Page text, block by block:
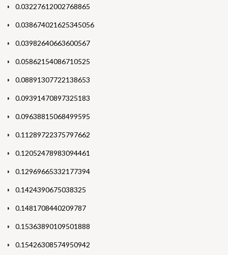
0.03227612002768865
0.038674021625345056
0.03982640663600567
0.05862154086710525
0.08891307722138653
0.09391470897325183
0.09638815068499595
0.11289722375797662
0.12052478983094461
0.12969665332177394
0.1424390675038325
0.1481708440209787
0.15363890109501888
0.15426308574950942